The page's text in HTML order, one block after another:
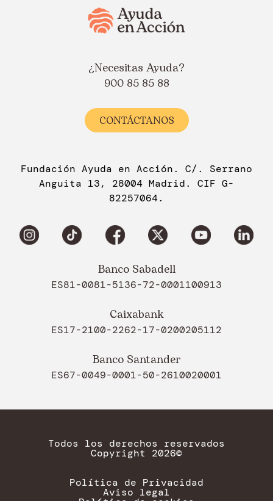
¿Necesitas Ayuda?
900 85 85 88
CONTÁCTANOS
Fundación Ayuda en Acción. C/. Serrano
Anguita 13, 28004 Madrid. CIF G-
82257064.
Banco Sabadell
ES81-0081-5136-72-0001100913
Caixabank
ES17-2100-2262-17-0200205112
Banco Santander
ES67-0049-0001-50-2610020001
Todos los derechos reservados
Copyright 2026©
Política de Privacidad
Aviso legal